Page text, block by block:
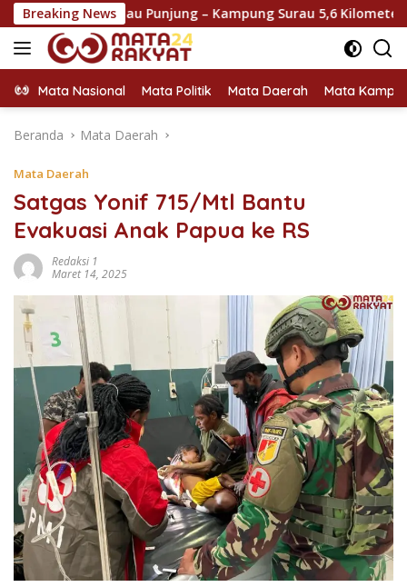
Langsung
ke
konten
Breaking News
Pulau Punjung – Kampung Surau 5,6 Kilometer
Mata Nasional Mata Politik Mata Daerah Mata
Beranda Mata Daerah
Mata Daerah
Satgas Yonif 715/Mtl Bantu
Evakuasi Anak Papua ke RS
Redaksi 1
Maret 14, 2025